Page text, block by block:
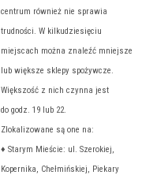
centrum również nie sprawia
trudności. W kilkudziesięciu
miejscach można znaleźć mniejsze
lub większe sklepy spożywcze.
Większość z nich czynna jest
do godz. 19 lub 22.
Zlokalizowane są one na:
♦ Starym Mieście: ul. Szerokiej,
Kopernika, Chełmińskiej, Piekary